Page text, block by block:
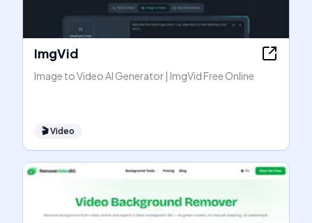
ImgVid
Image to Video AI Generator | ImgVid Free Online
🎬Video